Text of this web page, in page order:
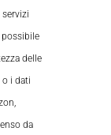
delle
i dati
da